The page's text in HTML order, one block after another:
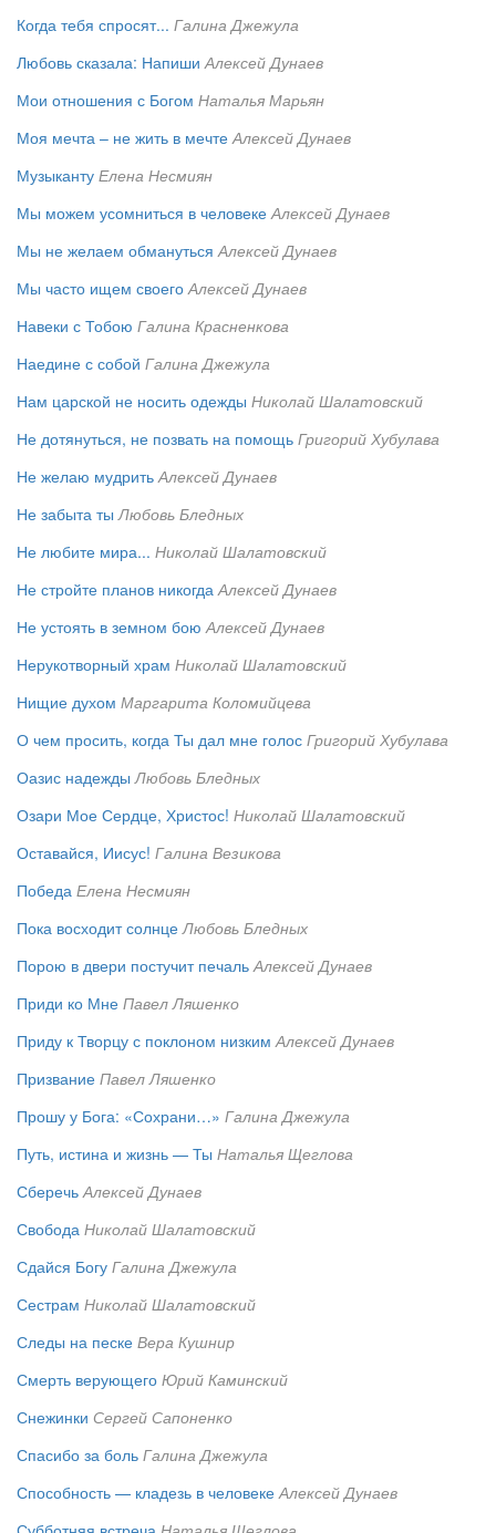
Когда тебя спросят... Галина Джежула
Любовь сказала: Напиши Алексей Дунаев
Мои отношения с Богом Наталья Марьян
Моя мечта – не жить в мечте Алексей Дунаев
Музыканту Елена Несмиян
Мы можем усомниться в человеке Алексей Дунаев
Мы не желаем обмануться Алексей Дунаев
Мы часто ищем своего Алексей Дунаев
Навеки с Тобою Галина Красненкова
Наедине с собой Галина Джежула
Нам царской не носить одежды Николай Шалатовский
Не дотянуться, не позвать на помощь Григорий Хубулава
Не желаю мудрить Алексей Дунаев
Не забыта ты Любовь Бледных
Не любите мира... Николай Шалатовский
Не стройте планов никогда Алексей Дунаев
Не устоять в земном бою Алексей Дунаев
Нерукотворный храм Николай Шалатовский
Нищие духом Маргарита Коломийцева
О чем просить, когда Ты дал мне голос Григорий Хубулава
Оазис надежды Любовь Бледных
Озари Мое Сердце, Христос! Николай Шалатовский
Оставайся, Иисус! Галина Везикова
Победа Елена Несмиян
Пока восходит солнце Любовь Бледных
Порою в двери постучит печаль Алексей Дунаев
Приди ко Мне Павел Ляшенко
Приду к Творцу с поклоном низким Алексей Дунаев
Призвание Павел Ляшенко
Прошу у Бога: «Сохрани…» Галина Джежула
Путь, истина и жизнь — Ты Наталья Щеглова
Сберечь Алексей Дунаев
Свобода Николай Шалатовский
Сдайся Богу Галина Джежула
Сестрам Николай Шалатовский
Следы на песке Вера Кушнир
Смерть верующего Юрий Каминский
Снежинки Сергей Сапоненко
Спасибо за боль Галина Джежула
Способность — кладезь в человеке Алексей Дунаев